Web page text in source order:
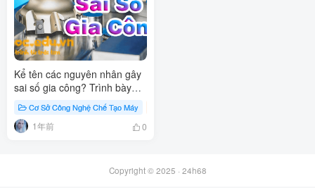
Kể tên các nguyên nhân gây
sai số gia công? Trình bày
các nguyên nhân gây sai số
gia công?
Cơ Sở Công Nghệ Chế Tạo Máy
1年前 0
Copyright © 2025 · 24h68